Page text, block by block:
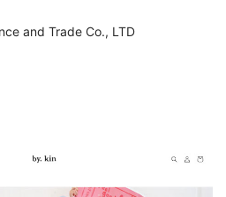
and Trade Co., LTD